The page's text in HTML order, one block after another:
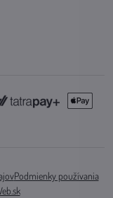
Podmienky používania